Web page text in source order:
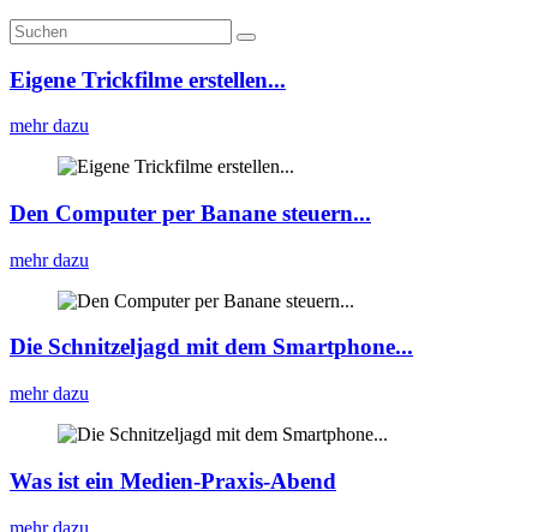
Eigene Trickfilme erstellen...
mehr dazu
Den Computer per Banane steuern...
mehr dazu
Die Schnitzeljagd mit dem Smartphone...
mehr dazu
Was ist ein Medien-Praxis-Abend
mehr dazu